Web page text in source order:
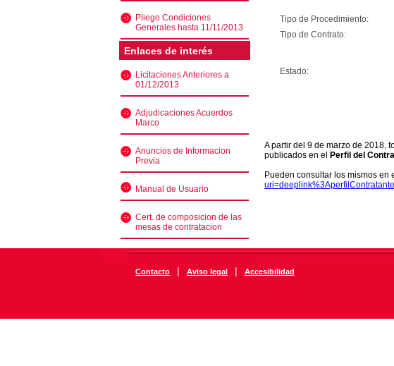
Pliego Condiciones
Generales hasta 11/11/2013
Enlaces de interés
Licitaciones Anteriores a
01/12/2013
Adjudicaciones Acuerdos
Marco
Anuncios de Informacion
Previa
Manual de Usuario
Cert. de composicion de las
mesas de contratacion
Tipo de Procedimiento:
Tipo de Contrato:
Estado:
A partir del 9 de marzo de 2018,
publicados en el
Perfil del
Pueden consultar los mismos en
Contacto | Aviso legal | Accesibilidad